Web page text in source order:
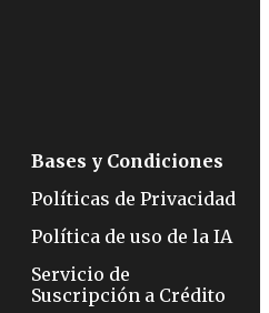
Bases y Condiciones
Políticas de Privacidad
Política de uso de la IA
Servicio de
Suscripción a Crédito